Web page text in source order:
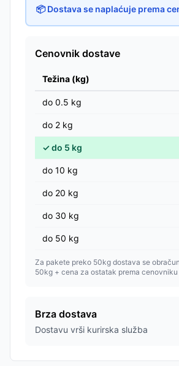
📦 Dostava se naplaćuje prema
Cenovnik dostave
Težina (kg)
do 0.5 kg
do 2 kg
✓do 5 kg
do 10 kg
do 20 kg
do 30 kg
do 50 kg
Za pakete preko 50kg dostava se
50kg + cena za ostatak prema cenovniku
Brza dostava
Dostavu vrši kurirska služba